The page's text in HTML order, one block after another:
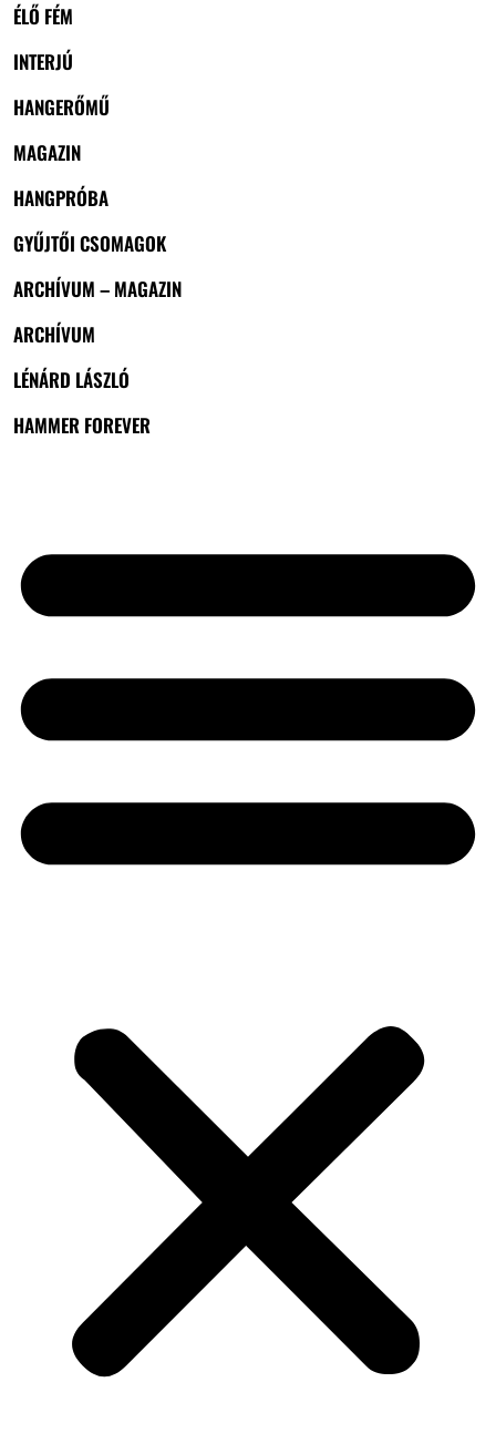
ÉLŐ FÉM
INTERJÚ
HANGERŐMŰ
MAGAZIN
HANGPRÓBA
GYŰJTŐI CSOMAGOK
ARCHÍVUM – MAGAZIN
ARCHÍVUM
LÉNÁRD LÁSZLÓ
HAMMER FOREVER